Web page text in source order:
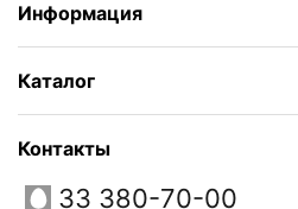
Информация
Каталог
Контакты
33 380-70-00